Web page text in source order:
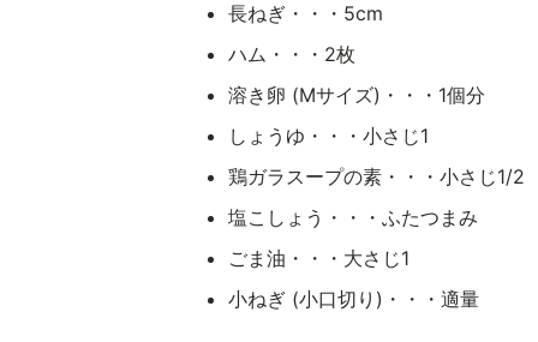
長ねぎ・・・5cm
ハム・・・2枚
溶き卵 (Mサイズ)・・・1個分
しょうゆ・・・小さじ1
鶏ガラスープの素・・・小さじ1/2
塩こしょう・・・ふたつまみ
ごま油・・・大さじ1
小ねぎ (小口切り)・・・適量